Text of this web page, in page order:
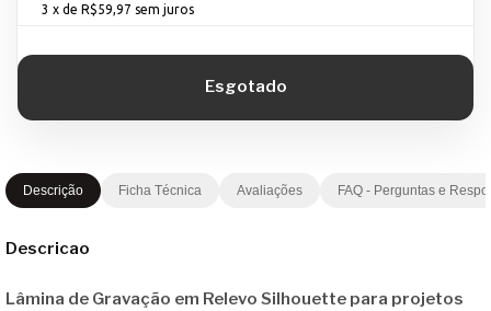
3 x de R$59,97 sem juros
Descrição Ficha Técnica Avaliações FAQ - Perguntas e
Descricao
Lâmina de Gravação em Relevo Silhouette para projetos